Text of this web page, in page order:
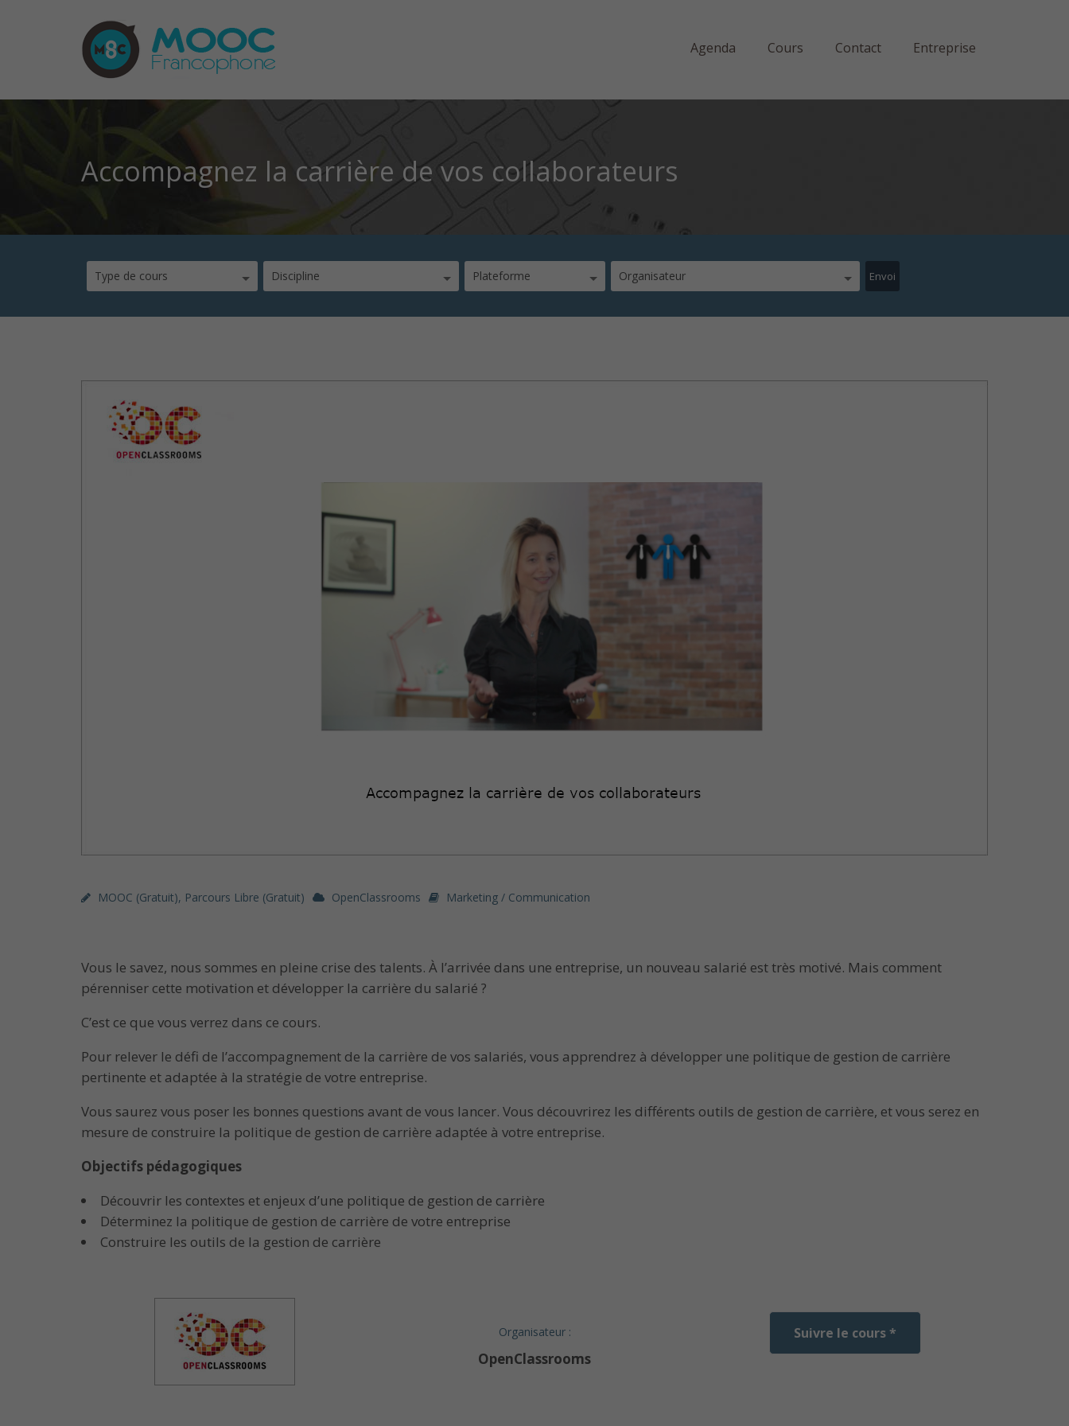
Agenda Cours Contact Entreprise
Accompagnez la carrière de vos collaborateurs
Type de cours Discipline Plateforme Organisateur
MOOC (gratuit), Parcours Libre (gratuit) OpenClassrooms Marketing / Communication
Vous le savez, nous sommes en pleine crise des talents. À l’arrivée dans une entreprise, un nouveau salarié est très motivé. Mais comment
pérenniser cette motivation et développer la carrière du salarié ?
C’est ce que vous verrez dans ce cours.
Pour relever le défi de l’accompagnement de la carrière de vos salariés, vous apprendrez à développer une politique de gestion de carrière
pertinente et adaptée à la stratégie de votre entreprise.
Vous saurez vous poser les bonnes questions avant de vous lancer. Vous découvrirez les différents outils de gestion de carrière, et vous serez en
mesure de construire la politique de gestion de carrière adaptée à votre entreprise.
Objectifs pédagogiques
Découvrir les contextes et enjeux d’une politique de gestion de carrière
Déterminez la politique de gestion de carrière de votre entreprise
Construire les outils de la gestion de carrière
Organisateur :
OpenClassrooms
Suivre le cours *